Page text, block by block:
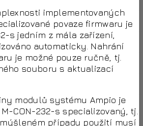
implementovaných
povaze firmwaru je
s jedním z mála zařízení,
automaticky. Nahrání
je možné pouze ručně, tj.
souboru s aktualizací
modulů systému Ampio je
CON-232-s specializovaný, tj.
případu použití musí